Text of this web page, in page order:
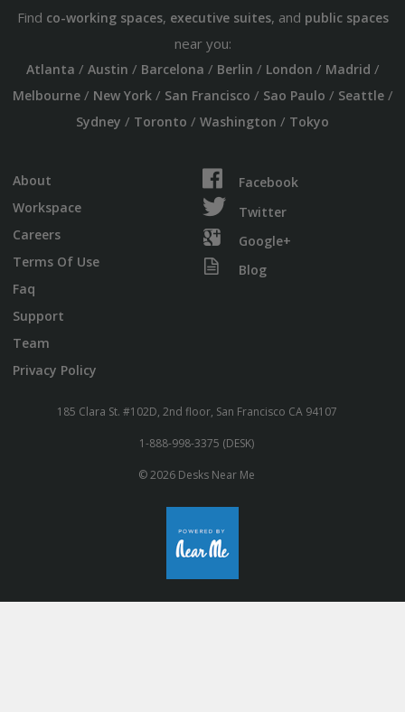
Find co-working spaces, executive suites, and public spaces
near you:
Atlanta / Austin / Barcelona / Berlin / London / Madrid /
Melbourne/ New York/ San Francisco / Sao Paulo / Seattle/
Sydney / Toronto / Washington / Tokyo
About
Workspace
Careers
Terms Of Use
Faq
Support
Team
Privacy Policy
Facebook
Twitter
Google+
Blog
185 Clara St. #102D, 2nd floor, San Francisco CA 94107
1-888-998-3375 (DESK)
© 2026 Desks Near Me